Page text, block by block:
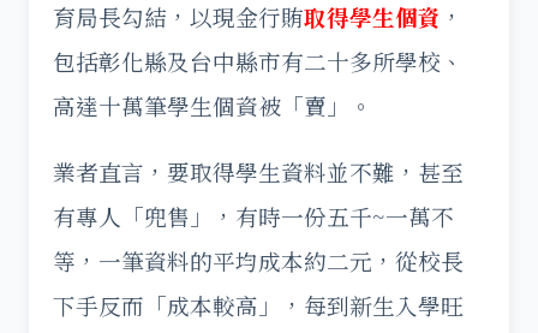
育局長勾結，以現金行賄取得學生個資 ，
包括彰化縣及台中縣市有二十多所學校、
高達十萬筆學生個資被「賣」。
業者直言，要取得學生資料並不難，甚至
有專人「兜售」，有時一份五千~一萬不
等，一筆資料的平均成本約二元，從校長
下手反而「成本較高」，每到新生入學旺